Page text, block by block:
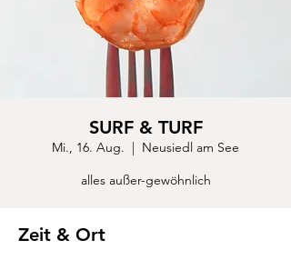
SURF & TURF
Mi., 16. Aug.
  |
Neusiedl am See
alles außer-gewöhnlich
Zeit & Ort